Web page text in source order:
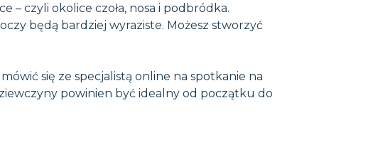
– czyli okolice czoła, nosa i podbródka.
będą bardziej wyraziste. Możesz stworzyć
się ze specjalistą online na spotkanie na
powinien być idealny od początku do